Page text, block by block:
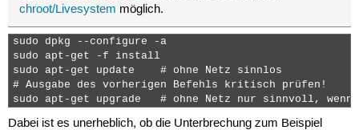
chroot/Livesystem möglich.
sudo dpkg --configure -a
sudo apt-get -f install
sudo apt-get update    # ohne Netz sinnlos
# Ausgabe des vorherigen Befehls kritisch prüfen!
sudo apt-get upgrade   # ohne Netz nur sinnvoll, wenn
Dabei ist es unerheblich, ob die Unterbrechung zum Beispiel